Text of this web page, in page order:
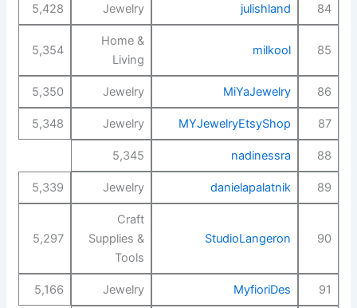
84
julishland
Jewelry
5,428
85
milkool
Home &
Living
5,354
86
MiYaJewelry
Jewelry
5,350
87
MYJewelryEtsyShop
Jewelry
5,348
88
nadinessra
5,345
89
danielapalatnik
Jewelry
5,339
90
StudioLangeron
Craft
Supplies &
Tools
5,297
91
MyfioriDes
Jewelry
5,166